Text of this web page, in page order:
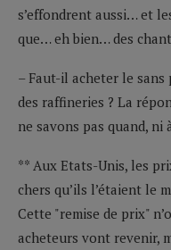
s’effondrent aussi… et
que… eh bien… des
– Faut-il acheter le
des raffineries ? La
ne savons pas quand, ni
** Aux Etats-Unis, les
chers qu’ils l’étaient le
Cette "remise de prix"
acheteurs vont revenir,